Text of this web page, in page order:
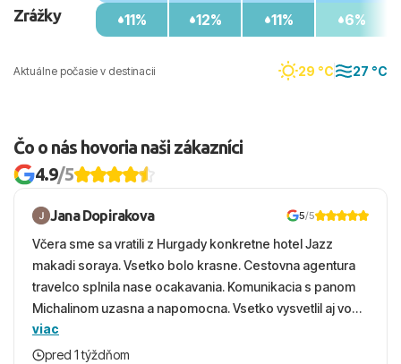
Aktuálne počasie v destinacii 29 °C 27 °C
Zrážky
11%
12%
11%
6%
Čo o nás hovoria naši zákazníci
4.9/5
Jana Dopirakova 5/5
Včera sme sa vratili z Hurgady konkretne hotel Jazz
makadi soraya. Vsetko bolo krasne. Cestovna agentura
travelco splnila nase ocakavania. Komunikacia s panom
Michalinom uzasna a napomocna. Vsetko vysvetlil aj vo
vecernych hodinach zaco sa ospravedlnujem. Hotel
krasny, cisty. Sluzby top. Strava, prostredie, more,
viac
pred 1 týždňom